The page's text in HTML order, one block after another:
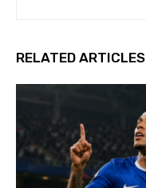
RELATED ARTICLES